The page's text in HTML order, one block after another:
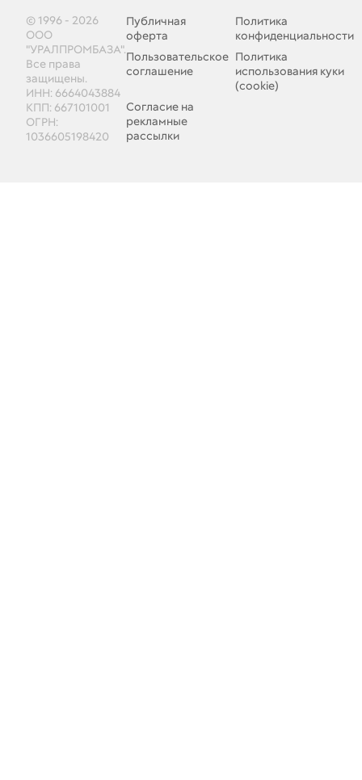
© 1996 - 2026
ООО
"УРАЛПРОМБАЗА".
Все права
защищены.
ИНН: 6664043884
КПП: 667101001
ОГРН:
1036605198420
Публичная
оферта
Политика
конфиденциальности
Пользовательское
соглашение
Политика
использования куки
(cookie)
Согласие на
рекламные
рассылки